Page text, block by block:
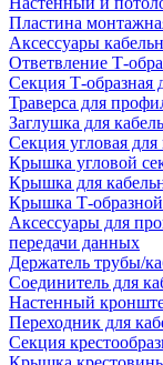
Пластина
Аксессуары
Ответвление Т-
Секция Т-образная
Траверса для
Заглушка для
Секция угловая
Крышка угловой
Крышка для
Крышка Т-образной
Аксессуары для
передачи данных
Держатель трубы/
Соединитель для
Настенный
Переходник для
Секция